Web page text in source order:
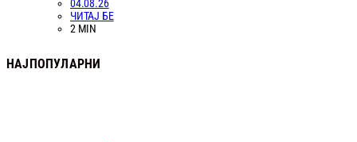
04.08.26
ЧИТАЈ БЕ
2 MIN
НАЈПОПУЛАРНИ